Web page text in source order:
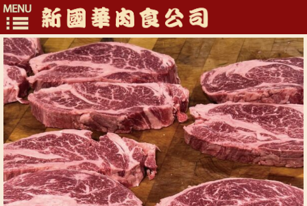
Toggle
navigation